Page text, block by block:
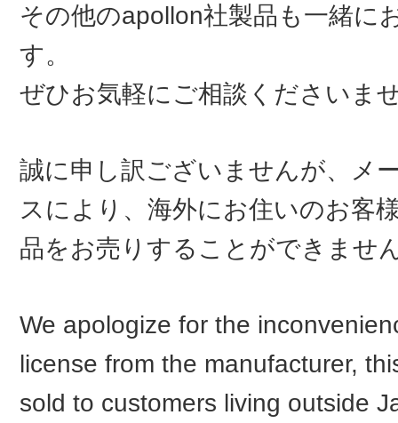
その他のapollon社製品も一緒に
す。
ぜひお気軽にご相談くださいま
誠に申し訳ございませんが、メ
スにより、海外にお住いのお客
品をお売りすることができませ
We apologize for the
license from the manufacturer,
sold to customers living outside